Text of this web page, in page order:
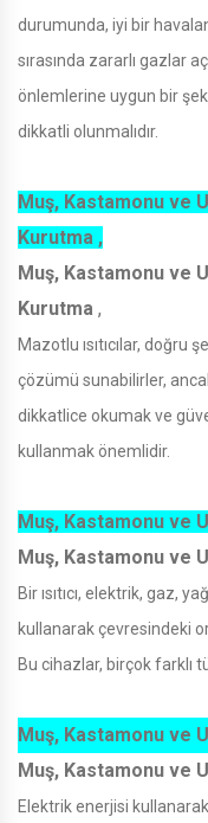
durumunda, iyi bir
sırasında zararlı gazlar
önlemlerine uygun bir
dikkatli olunmalıdır.
Muş, Kastamonu ve
Kurutma ,
Muş, Kastamonu ve
Kurutma ,
Mazotlu ısıtıcılar, doğru
çözümü sunabilirler,
dikkatlice okumak ve
kullanmak önemlidir.
Muş, Kastamonu ve
Muş, Kastamonu ve
Bir ısıtıcı, elektrik, gaz,
kullanarak çevresindeki
Bu cihazlar, birçok farklı
Muş, Kastamonu ve
Muş, Kastamonu ve
Elektrik enerjisi kullanarak